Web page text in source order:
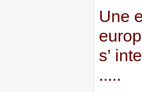
Une
s’
.....